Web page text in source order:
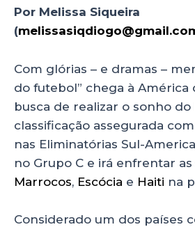
a
ts
A
p
p
c
e
b
o
o
k
k
e
dI
n
a
re
Por Melissa Siqueira
(
Com glórias – e dramas –
do futebol” chega à América
busca de realizar o sonho do
classificação assegurada
nas Eliminatórias Sul-
no Grupo C e irá enfrentar
Marrocos, Escócia e Haiti na
Considerado um dos países